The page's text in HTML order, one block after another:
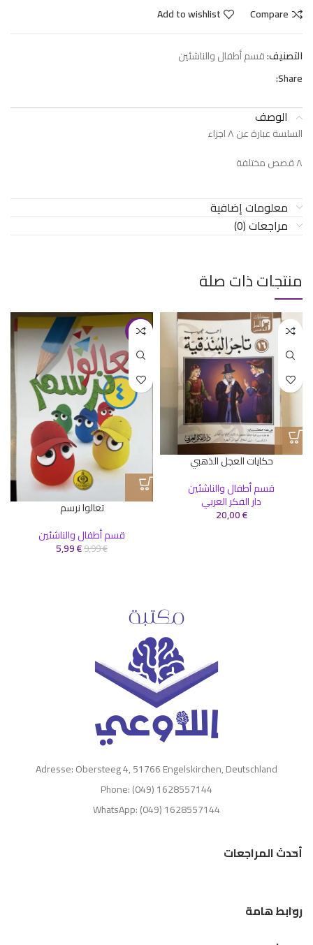
Compare
Add to wishlist
التصنيف:قسم أطفال والناشئين
Share:
الوصف
السلسة عبارة عن ٨ اجزاء
٨ قصص مختلفة
معلومات إضافية
مراجعات (0)
منتجات ذات صلة
حكايات العجل الذهبي
قسم أطفال والناشئين
دار الفكر العربي
20,00€
-40%
تعالوا نرسم
قسم أطفال والناشئين
9,99€
5,99€
Adresse: Obersteeg 4, 51766 Engelskirchen, Deutschland
Phone: (049) 1628557144
WhatsApp: (049) 1628557144
أحدث المراجعات
روابط هامة